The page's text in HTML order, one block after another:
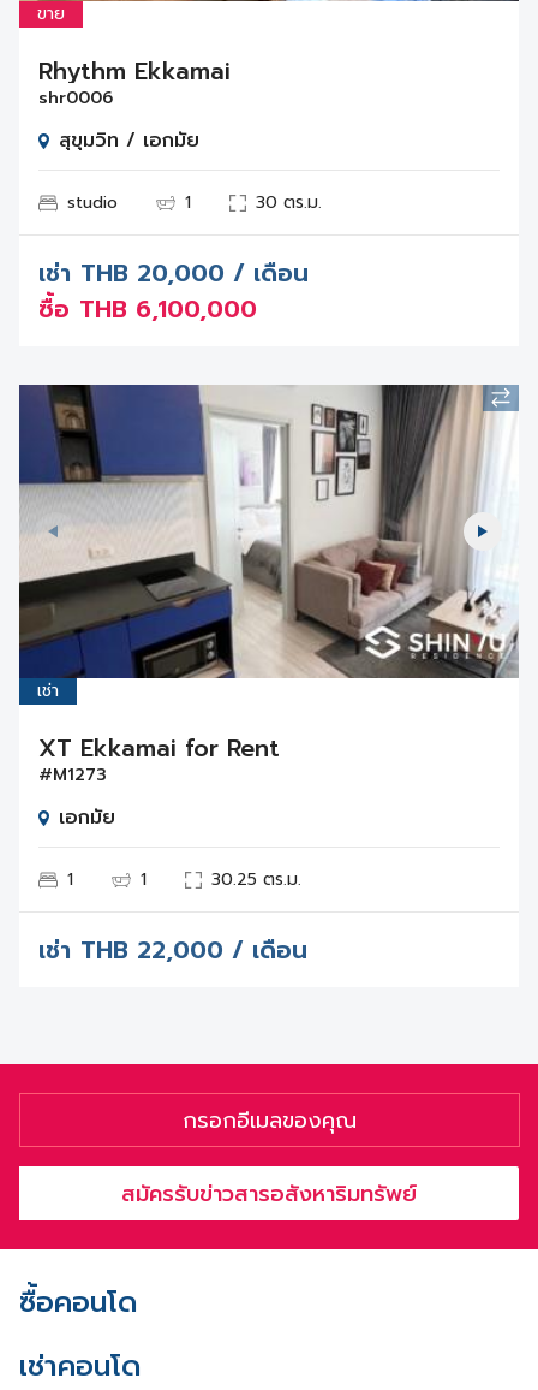
ขาย
Rhythm Ekkamai
shr0006
สุขุมวิท / เอกมัย
studio 1 30 ตร.ม.
เช่า THB 20,000 / เดือน
ซื้อ THB 6,100,000
เช่า
XT Ekkamai for Rent
#M1273
เอกมัย
1 1 30.25 ตร.ม.
เช่า THB 22,000 / เดือน
สมัครรับข่าวสารอสังหาริมทรัพย์
ซื้อคอนโด
เช่าคอนโด